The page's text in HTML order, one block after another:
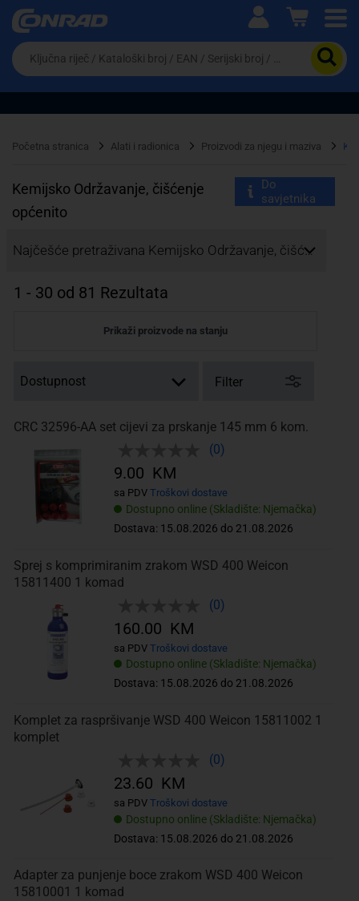
Ova postavka prilagođava asortiman proizvoda i
cijene vašim potrebama.
Da
biste
potražili
proizvod,
unesite
riječ,
EAN
serijski
Početna stranica Alati i radionica Proizvodi za njegu i maziva
Kemijsko Održavanje, čišćenje
općenito
Do
savjetnika
Najčešće pretraživana Kemijsko Održavanje, čišćenje općenito:
1 - 30 od 81 Rezultata
Prikaži proizvode na stanju
Filter
CRC 32596-AA set cijevi za prskanje 145 mm 6 kom.
(0)
Dostupno online (Skladište: Njemačka)
Dostava: 15.08.2026 do 21.08.2026
9.00 KM
sa PDV Troškovi dostave
Sprej s komprimiranim zrakom WSD 400 Weicon
15811400 1 komad
(0)
Dostupno online (Skladište: Njemačka)
Dostava: 15.08.2026 do 21.08.2026
160.00 KM
sa PDV Troškovi dostave
Komplet za raspršivanje WSD 400 Weicon 15811002 1
komplet
(0)
Dostupno online (Skladište: Njemačka)
Dostava: 15.08.2026 do 21.08.2026
23.60 KM
sa PDV Troškovi dostave
Adapter za punjenje boce zrakom WSD 400 Weicon
15810001 1 komad